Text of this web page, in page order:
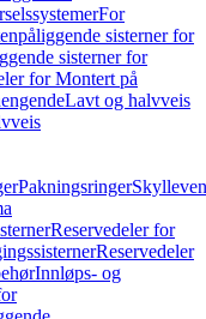
For
sisterner for
sisterner for
for Montert på
Lavt og halvveis
Pakningsringer
Reservedeler for
Reservedeler
Innløps- og